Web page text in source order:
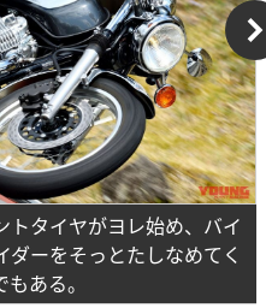
トタイヤがヨレ始め、バイ
ーをそっとたしなめてく
ある。